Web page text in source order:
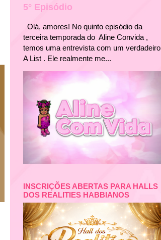
5° Episódio
Olá, amores! No quinto episódio da
terceira temporada do Aline Convida ,
temos uma entrevista com um verdadeiro
A List . Ele realmente me...
INSCRIÇÕES ABERTAS PARA HALLS
DOS REALITIES HABBIANOS